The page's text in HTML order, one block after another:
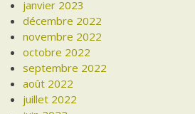
janvier 2023
décembre 2022
novembre 2022
octobre 2022
septembre 2022
août 2022
juillet 2022